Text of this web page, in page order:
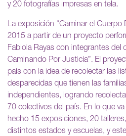
y 20 fotografías impresas en tela.
La exposición “Caminar el Cuerpo
2015 a partir de un proyecto
Fabiola Rayas con integrantes del
Caminando Por Justicia”. El
país con la idea de recolectar las
desparecidas que tienen las
independientes, logrando
70 colectivos del país. En lo que
hecho 15 exposiciones, 20
distintos estados y escuelas, y